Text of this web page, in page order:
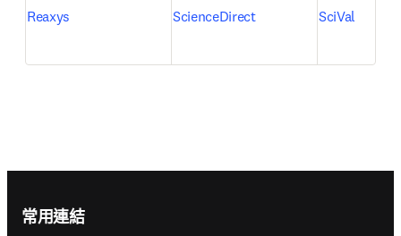
Reaxys ScienceDirect SciVal
常用連結